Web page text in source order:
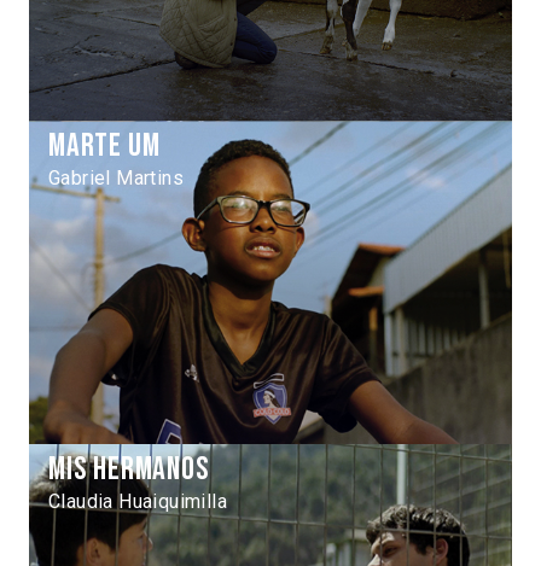
Marte um
Gabriel Martins
Mis hermanos
Claudia Huaiquimilla